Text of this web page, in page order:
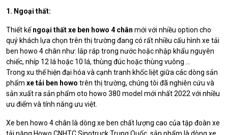
1. Ngoại thất:
Thiết kếngoại thất xe ben howo 4 chân mới với nhiều option cho
quý khách lựa chọn trên thị trường đang có rất nhiều cấu hình xe tải
ben howo 4 chân như: lắp ráp trong nước hoặc nhập khẩu nguyên
chiếc, nhíp 12 lá hoặc 10 lá, thùng đúc hoặc thùng vuông …
Trong xu thế hiện đại hóa và cạnh tranh khốc liệt giữa các dòng sản
phẩm xe tải ben howo trên thị trường, chúng tôi đã nghiên cứu và
sản xuất ra sản phẩm oto howo 380 model mới nhất 2022 với nhiều
ưu điểm và tính năng ưu việt.
Xe ben howo 4 chân là dòng xe ben chất lượng cao của tập đoàn xe
tải nặng Howo CNHTC Sinotruck Trung Quốc, sản phẩm là dòng xe